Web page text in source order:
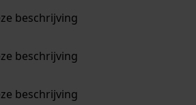
beschrijving
beschrijving
beschrijving